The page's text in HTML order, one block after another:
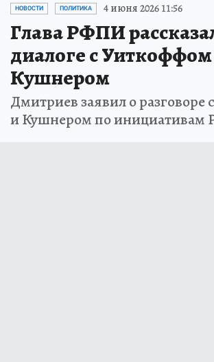
НОВОСТИ ПОЛИТИКА 4 июня 2026 11:56
Глава РФПИ
диалоге с
Кушнером
Дмитриев заявил о разговоре
и Кушнером по